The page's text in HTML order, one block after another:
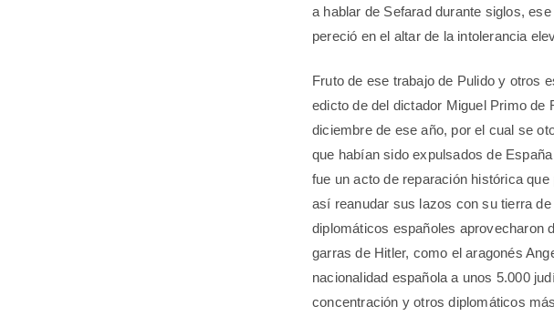
a hablar de Sefarad durante siglos,
pereció en el altar de la intolerancia
Fruto de ese trabajo de Pulido y otros
edicto de del dictador Miguel Primo
diciembre de ese año, por el cual se
que habían sido expulsados de
fue un acto de reparación histórica
así reanudar sus lazos con su tierra
diplomáticos españoles aprovecharon
garras de Hitler, como el aragonés
nacionalidad española a unos 5.000
concentración y otros diplomáticos